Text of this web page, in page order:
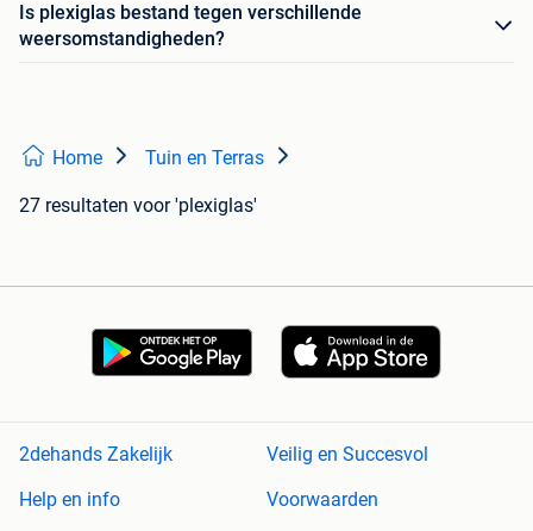
Is plexiglas bestand tegen verschillende
weersomstandigheden?
Home Tuin en Terras
27 resultaten voor 'plexiglas'
2dehands Zakelijk
Veilig en Succesvol
Help en info
Voorwaarden